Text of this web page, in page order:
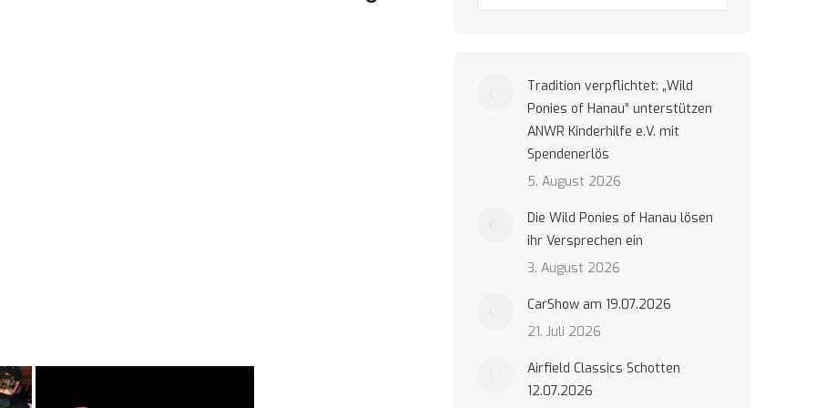
Tradition verpflichtet: „Wild
Ponies of Hanau“ unterstützen
ANWR Kinderhilfe e.V. mit
Spendenerlös
5. August 2026
Die Wild Ponies of Hanau lösen
ihr Versprechen ein
3. August 2026
CarShow am 19.07.2026
21. Juli 2026
Airfield Classics Schotten
12.07.2026